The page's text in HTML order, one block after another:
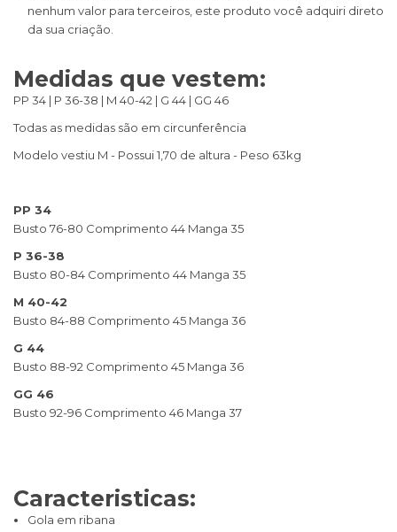
nenhum valor para terceiros, este produto você adquiri direto
da sua criação.
Medidas que vestem:
PP 34 | P 36-38 | M 40-42 | G 44 | GG 46
Todas as medidas são em circunferência
Modelo vestiu M - Possui 1,70 de altura - Peso 63kg
PP 34
Busto 76-80 Comprimento 44 Manga 35
P 36-38
Busto 80-84 Comprimento 44 Manga 35
M 40-42
Busto 84-88 Comprimento 45 Manga 36
G 44
Busto 88-92 Comprimento 45 Manga 36
GG 46
Busto 92-96 Comprimento 46 Manga 37
Caracteristicas:
Gola em ribana